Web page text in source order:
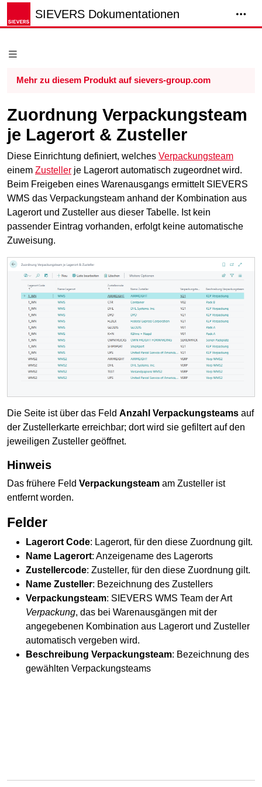
SIEVERS Dokumentationen
Mehr zu diesem Produkt auf sievers-group.com
Zuordnung Verpackungsteam
je Lagerort & Zusteller
Diese Einrichtung definiert, welches Verpackungsteam
einem Zusteller je Lagerort automatisch zugeordnet wird.
Beim Freigeben eines Warenausgangs ermittelt SIEVERS
WMS das Verpackungsteam anhand der Kombination aus
Lagerort und Zusteller aus dieser Tabelle. Ist kein
passender Eintrag vorhanden, erfolgt keine automatische
Zuweisung.
Die Seite ist über das Feld Anzahl Verpackungsteams auf
der Zustellerkarte erreichbar; dort wird sie gefiltert auf den
jeweiligen Zusteller geöffnet.
Hinweis
Das frühere Feld Verpackungsteam am Zusteller ist
entfernt worden.
Felder
Lagerort Code: Lagerort, für den diese Zuordnung gilt.
Name Lagerort: Anzeigename des Lagerorts
Zustellercode: Zusteller, für den diese Zuordnung gilt.
Name Zusteller: Bezeichnung des Zustellers
Verpackungsteam: SIEVERS WMS Team der Art
Verpackung, das bei Warenausgängen mit der
angegebenen Kombination aus Lagerort und Zusteller
automatisch vergeben wird.
Beschreibung Verpackungsteam: Bezeichnung des
gewählten Verpackungsteams